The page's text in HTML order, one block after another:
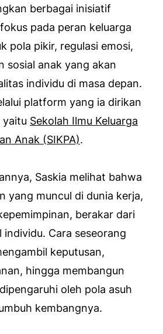
berbagai inisiatif
pada peran keluarga
pola pikir, regulasi emosi,
sosial anak yang akan
individu di masa depan.
platform yang ia dirikan
yaitu Sekolah Ilmu Keluarga
Anak (SIKPA).
Saskia melihat bahwa
yang muncul di dunia kerja,
berakar dari
individu. Cara seseorang
keputusan,
hingga membangun
oleh pola asuh
kembangnya.